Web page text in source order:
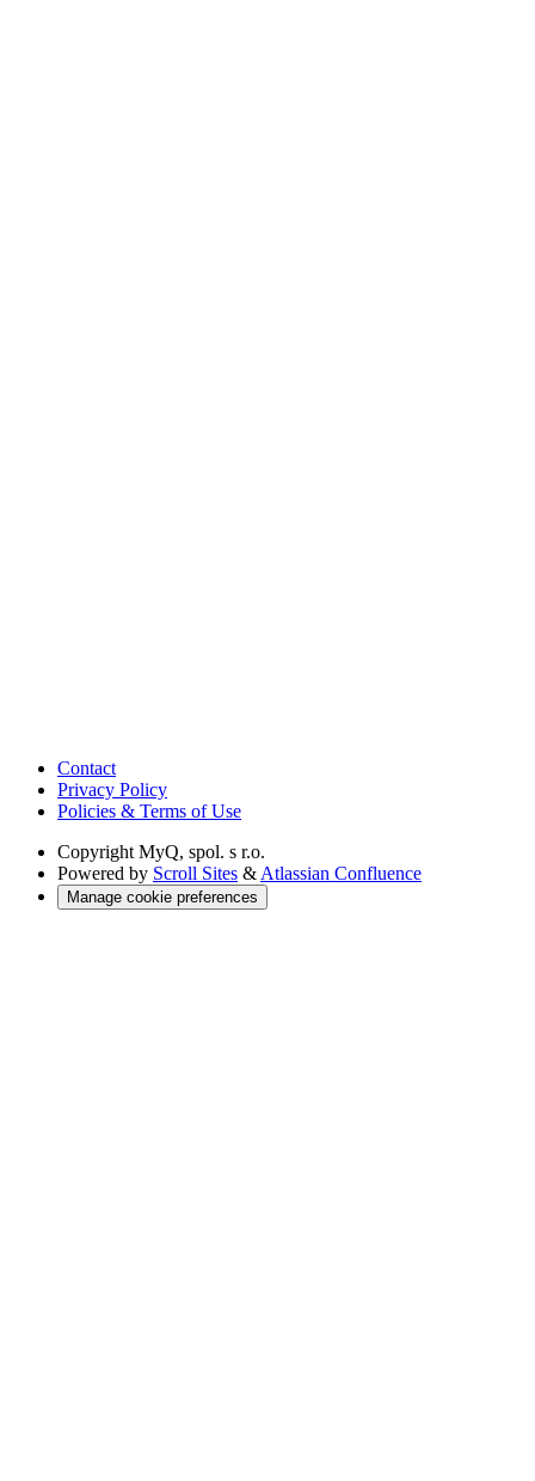
Contact
Privacy Policy
Policies & Terms of Use
Copyright MyQ, spol. s r.o.
Powered by Scroll Sites & Atlassian Confluence
Manage cookie preferences